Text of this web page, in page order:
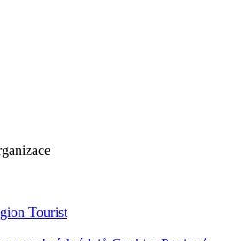
Tourist